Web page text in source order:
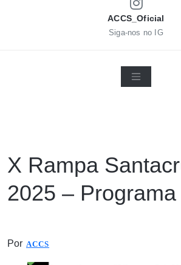
ACCS_Oficial
Siga-nos no IG
X Rampa
2025 – Programa
Por ACCS